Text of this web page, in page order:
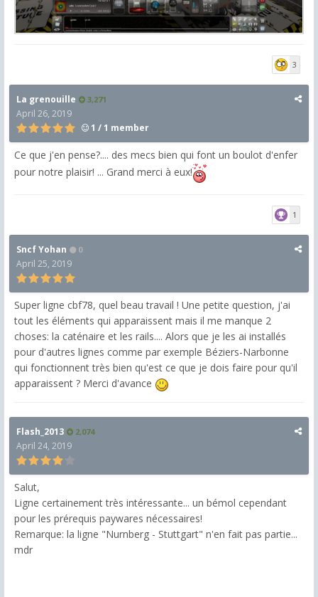
3
La grenouille 3,271
April 26, 2019
1 / 1 member
Ce que j'en pense?.... des mecs bien qui font un boulot d'enfer
pour notre plaisir! ... Grand merci à eux!
1
Sncf Yohan 0
April 25, 2019
Super ligne cbf78, quel beau travail ! Une petite question, j'ai
tout les éléments qui apparaissent mais il me manque 2
choses: la caténaire et les rails.... Alors que je les ai installés
pour d'autres lignes comme par exemple Béziers-Narbonne
qui fonctionnent très bien qu'est ce que je dois faire pour qu'il
apparaissent ? Merci d'avance
Flash_2013 2,074
April 24, 2019
Salut,
Ligne certainement très intéressante... un bémol cependant
pour les prérequis paywares nécessaires!
Remarque: la ligne "Nurnberg - Stuttgart" n'en fait pas partie...
mdr